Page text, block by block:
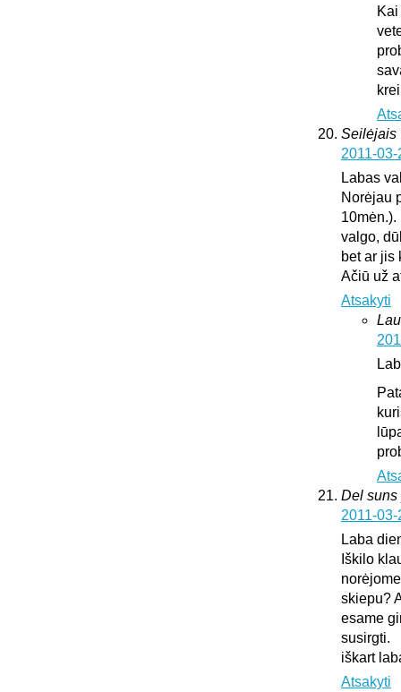
Seilėjais
2011-
Labas
Norėjau
valgo,
bet ar jis
Ačiū už
Atsakyti
Del suns
2011-
Laba
Iškilo
skiepu?
esame
susirgti.
iškart
Atsakyti